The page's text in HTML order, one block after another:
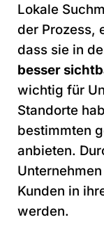
Lokale
der Prozess,
dass sie in
besser
wichtig für
Standorte
bestimmten
anbieten.
Kunden in
werden.